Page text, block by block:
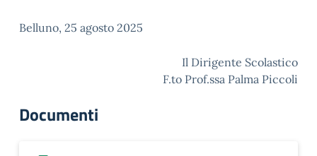
Belluno, 25 agosto 2025
Il Dirigente Scolastico
F.to Prof.ssa Palma Piccoli
Documenti